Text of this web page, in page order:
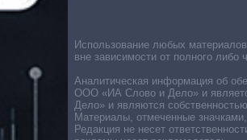
Использование любых
вне зависимости от полного либо
Аналитическая информация об
ООО «ИА Слово и Дело» и
Дело» и являются
Материалы, отмеченные
Редакция не несет